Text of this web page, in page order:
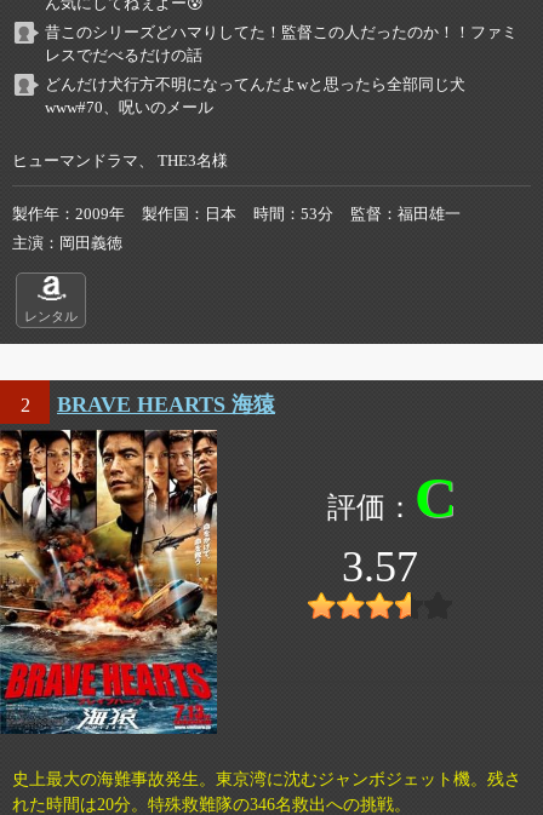
ん気にしてねぇよー😰
昔このシリーズどハマりしてた！監督この人だったのか！！ファミ
レスでだべるだけの話
どんだけ犬行方不明になってんだよwと思ったら全部同じ犬
www#70、呪いのメール
ヒューマンドラマ、 THE3名様
製作年 2009年 製作国 日本 時間 53分 監督
福田雄一
主演
岡田義徳
レンタル
2 BRAVE HEARTS 海猿
C
3.57
史上最大の海難事故発生。東京湾に沈むジャンボジェット機。残さ
れた時間は20分。特殊救難隊の346名救出への挑戦。